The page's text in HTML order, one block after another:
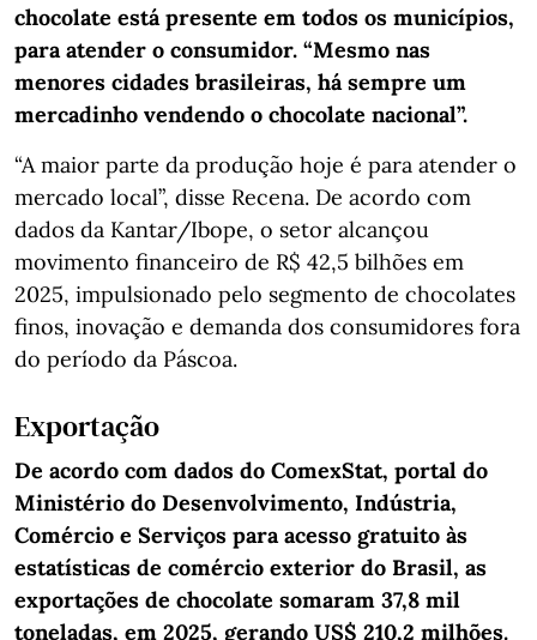
chocolate está presente em todos os municípios,
para atender o consumidor. “Mesmo nas
menores cidades brasileiras, há sempre um
mercadinho vendendo o chocolate nacional”.
“A maior parte da produção hoje é para atender o
mercado local”, disse Recena. De acordo com
dados da Kantar/Ibope, o setor alcançou
movimento financeiro de R$ 42,5 bilhões em
2025, impulsionado pelo segmento de chocolates
finos, inovação e demanda dos consumidores fora
do período da Páscoa.
Exportação
De acordo com dados do ComexStat, portal do
Ministério do Desenvolvimento, Indústria,
Comércio e Serviços para acesso gratuito às
estatísticas de comércio exterior do Brasil, as
exportações de chocolate somaram 37,8 mil
toneladas, em 2025, gerando US$ 210,2 milhões.